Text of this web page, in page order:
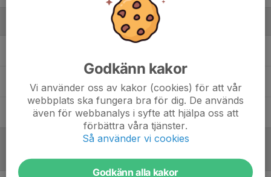
Robert Alvefelt Tränare
Robert TengqvistTränare
Referat
Godkänn kakor
Vi använder oss av kakor (cookies) för att vår
webbplats ska fungera bra för dig. De används
även för webbanalys i syfte att hjälpa oss att
förbättra våra tjänster.
Så använder vi cookies
Godkänn alla kakor